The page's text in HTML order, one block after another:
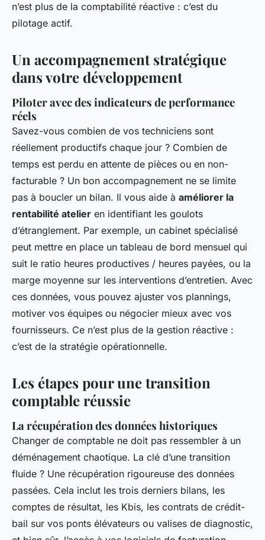
n’est plus de la comptabilité réactive : c’est du
pilotage actif.
Un accompagnement stratégique
dans votre développement
Piloter avec des indicateurs de performance
réels
Savez-vous combien de vos techniciens sont
réellement productifs chaque jour ? Combien de
temps est perdu en attente de pièces ou en non-
facturable ? Un bon accompagnement ne se limite
pas à boucler un bilan. Il vous aide à améliorer la
rentabilité atelier en identifiant les goulots
d’étranglement. Par exemple, un cabinet spécialisé
peut mettre en place un tableau de bord mensuel qui
suit le ratio heures productives / heures payées, ou la
marge moyenne sur les interventions d’entretien. Avec
ces données, vous pouvez ajuster vos plannings,
motiver vos équipes ou négocier mieux avec vos
fournisseurs. Ce n’est plus de la gestion réactive :
c’est de la stratégie opérationnelle.
Les étapes pour une transition
comptable réussie
La récupération des données historiques
Changer de comptable ne doit pas ressembler à un
déménagement chaotique. La clé d’une transition
fluide ? Une récupération rigoureuse des données
passées. Cela inclut les trois derniers bilans, les
comptes de résultat, les Kbis, les contrats de crédit-
bail sur vos ponts élévateurs ou valises de diagnostic,